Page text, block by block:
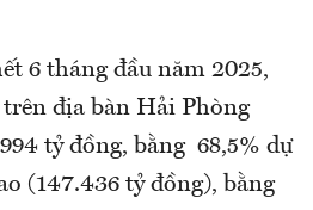
6 tháng đầu năm 2025,
địa bàn Hải Phòng
tỷ đồng, bằng 68,5% dự
(147.436 tỷ đồng), bằng